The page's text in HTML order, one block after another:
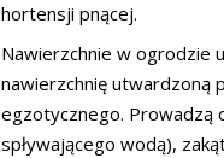
hortensji pnącej.
Nawierzchnie w ogrodzie
nawierzchnię utwardzoną
egzotycznego. Prowadzą
spływającego wodą),